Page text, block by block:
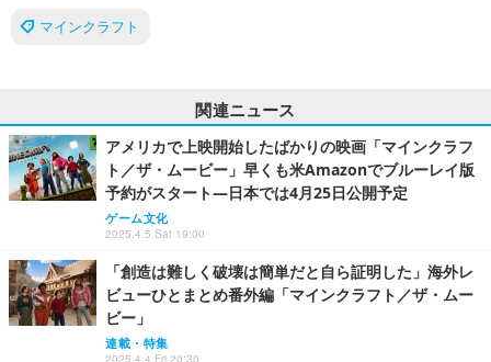
マインクラフト
関連ニュース
アメリカで上映開始したばかりの映画「マインクラフ
ト／ザ・ムービー」早くも米Amazonでブルーレイ版
予約がスタート―日本では4月25日公開予定
ゲーム文化
2025.4.5 Sat 19:00
「創造は難しく破壊は簡単だと自ら証明した」海外レ
ビューひとまとめ番外編「マインクラフト／ザ・ムー
ビー」
連載・特集
2025.4.4 Fri 20:30